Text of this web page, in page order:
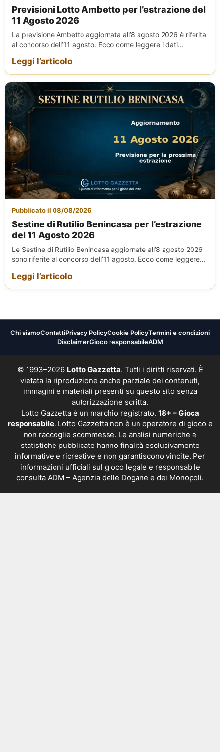
Previsioni Lotto Ambetto per l’estrazione del
11 Agosto 2026
La previsione Ambetto aggiornata all’8 agosto 2026 è riferita
al concorso dell’11 agosto. Ecco come leggere i dati...
Leggi l’articolo
Pubblicato il 08/08/2026
Sestine di Rutilio Benincasa per l’estrazione
del 11 Agosto 2026
Le Sestine di Rutilio Benincasa aggiornate all’8 agosto 2026
sono riferite al concorso dell’11 agosto. Ecco come leggere...
Leggi l’articolo
Chi siamoContattiPrivacy PolicyCookie PolicyTermini e condizioni
DisclaimerGioco responsabileADM
© 1993–2026 Lotto Gazzetta. Tutti i diritti riservati. È
vietata la riproduzione anche parziale dei contenuti,
immagini e materiali presenti su questo sito senza
autorizzazione scritta.
Lotto Gazzetta è un marchio registrato. 18+ – Gioca
responsabile.Lotto Gazzetta non è un operatore di gioco e
non raccoglie scommesse. Le analisi numeriche e
statistiche pubblicate hanno finalità esclusivamente
informative e ricreative e non garantiscono vincite. Per
informazioni ufficiali sul gioco legale e responsabile
consulta ADM – Agenzia delle Dogane e dei Monopoli.